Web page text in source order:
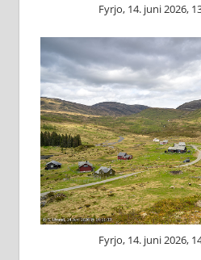
Fyrjo, 14. juni 2026,
Fyrjo, 14. juni 2026,